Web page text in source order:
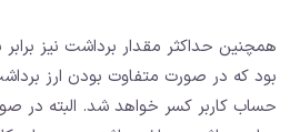
همچنین حداکثر مقدار برداشت نیز برابر
بود که در صورت متفاوت بودن ارز
حساب کاربر کسر خواهد شد. البته در